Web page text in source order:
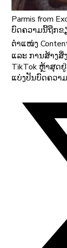
Parmis from
ບົດຄວາມນີ້ຖືກຂ
ຕຳແໜ່ງ
ແລະ ການສ້າງ
TikTok ຫຼ້າສຸດ
ແບ່ງປັນບົດຄວາ